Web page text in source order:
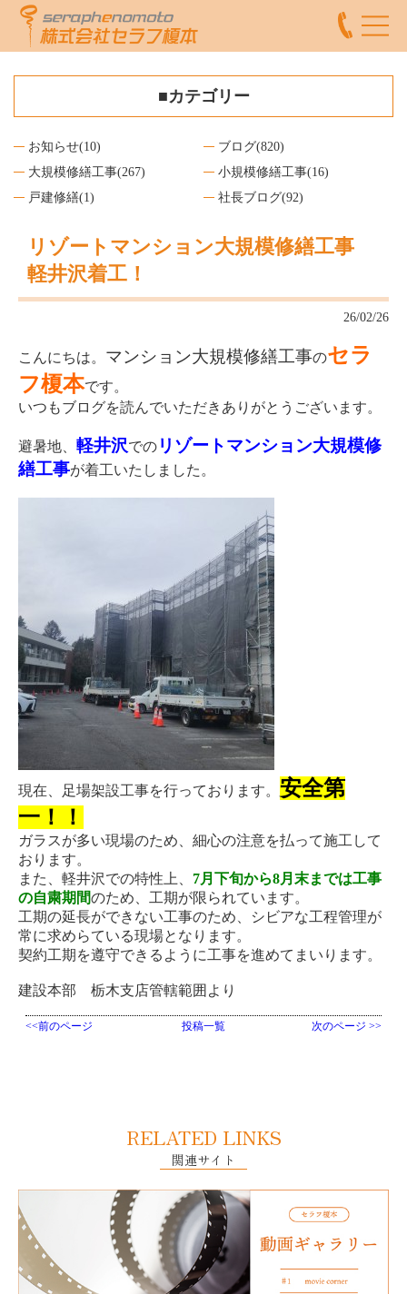
■カテゴリー
お知らせ(10) ブログ(820)
大規模修繕工事(267) 小規模修繕工事(16)
戸建修繕(1) 社長ブログ(92)
リゾートマンション大規模修繕工事
軽井沢着工！
26/02/26
こんにちは。 マンション大規模修繕工事のセラ
フ榎本です。
いつもブログを読んでいただきありがとうございます。
避暑地、 軽井沢での リゾートマンション大規模修
繕工事が着工いたしました。
現在、足場架設工事を行っております。 安全第
一！！
ガラスが多い現場のため、細心の注意を払って施工して
おります。
また、軽井沢での特性上、 7月下旬から8月末までは工事
の自粛期間のため、工期が限られています。
工期の延長ができない工事のため、シビアな工程管理が
常に求めらている現場となります。
契約工期を遵守できるように工事を進めてまいります。
建設本部 栃木支店管轄範囲より
<<前のページ 投稿一覧 次のページ >>
RELATED LINKS
関連サイト